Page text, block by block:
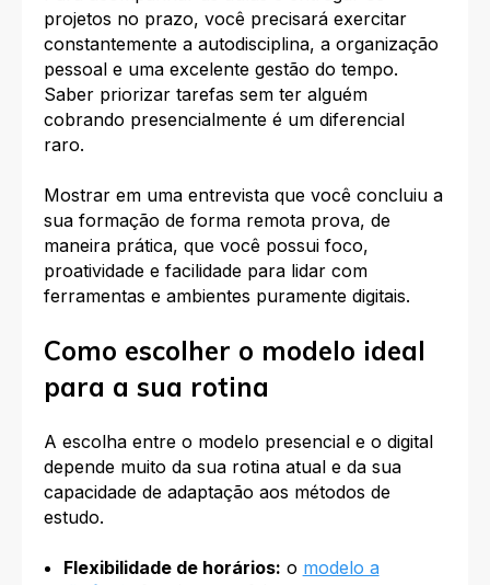
projetos no prazo, você precisará exercitar
constantemente a autodisciplina, a organização
pessoal e uma excelente gestão do tempo.
Saber priorizar tarefas sem ter alguém
cobrando presencialmente é um diferencial
raro.
Mostrar em uma entrevista que você concluiu a
sua formação de forma remota prova, de
maneira prática, que você possui foco,
proatividade e facilidade para lidar com
ferramentas e ambientes puramente digitais.
Como escolher o modelo ideal
para a sua rotina
A escolha entre o modelo presencial e o digital
depende muito da sua rotina atual e da sua
capacidade de adaptação aos métodos de
estudo.
Flexibilidade de horários: o modelo a